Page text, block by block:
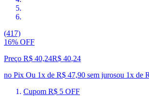
(417)
16% OFF
Preço R$ 40,24R$ 40,24
no Pix Ou 1x de R$ 47,90 sem jurosou 1x de
Cupom R$ 5 OFF